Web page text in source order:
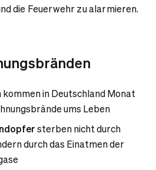
die Feuerwehr zu alarmieren.
kommen in Deutschland Monat
ums Leben
sterben nicht durch
durch das Einatmen der